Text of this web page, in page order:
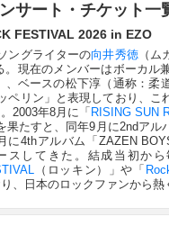
サート・チケット一
FESTIVAL 2026 in EZO
ングライターの向井秀徳（ム
現在のメンバーはボーカル
ベースの松下淳（通称：柔
リン」と表現しており、こ
2003年8月に「 RISING SUN
たすと、同年9月に2ndアル
に4thアルバム「ZAZEN
してきた。結成当初から
（ロッキン）」や「
、日本のロックファンから熱